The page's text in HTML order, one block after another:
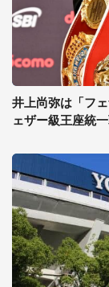
井上尚弥は「フ
ェザー級王座統